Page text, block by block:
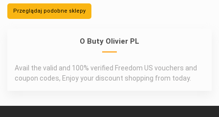
Przeglądaj podobne sklepy
O Buty Olivier PL
Avail the valid and 100% verified Freedom US vouchers and
coupon codes, Enjoy your discount shopping from today.